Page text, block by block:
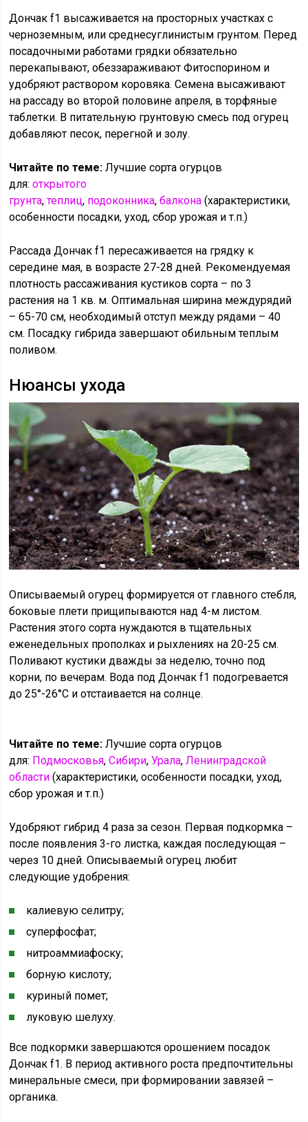
Дончак f1 высаживается на просторных участках с
черноземным, или среднесуглинистым грунтом. Перед
посадочными работами грядки обязательно
перекапывают, обеззараживают Фитоспорином и
удобряют раствором коровяка. Семена высаживают
на рассаду во второй половине апреля, в торфяные
таблетки. В питательную грунтовую смесь под огурец
добавляют песок, перегной и золу.
Читайте по теме:Лучшие сорта огурцов
для:открытого
грунта,теплиц, подоконника,балкона (характеристики,
особенности посадки, уход, сбор урожая и т.п.)
Рассада Дончак f1 пересаживается на грядку к
середине мая, в возрасте 27-28 дней. Рекомендуемая
плотность рассаживания кустиков сорта – по 3
растения на 1 кв. м. Оптимальная ширина междурядий
– 65-70 см, необходимый отступ между рядами – 40
см. Посадку гибрида завершают обильным теплым
поливом.
Нюансы ухода
Описываемый огурец формируется от главного стебля,
боковые плети прищипываются над 4-м листом.
Растения этого сорта нуждаются в тщательных
еженедельных прополках и рыхлениях на 20-25 см.
Поливают кустики дважды за неделю, точно под
корни, по вечерам. Вода под Дончак f1 подогревается
до 25°-26°С и отстаивается на солнце.
Читайте по теме:Лучшие сорта огурцов
для: Подмосковья,Сибири,Урала,Ленинградской
области (характеристики, особенности посадки, уход,
сбор урожая и т.п.)
Удобряют гибрид 4 раза за сезон. Первая подкормка –
после появления 3-го листка, каждая последующая –
через 10 дней. Описываемый огурец любит
следующие удобрения:
калиевую селитру;
суперфосфат;
нитроаммиафоску;
борную кислоту;
куриный помет;
луковую шелуху.
Все подкормки завершаются орошением посадок
Дончак f1. В период активного роста предпочтительны
минеральные смеси, при формировании завязей –
органика.